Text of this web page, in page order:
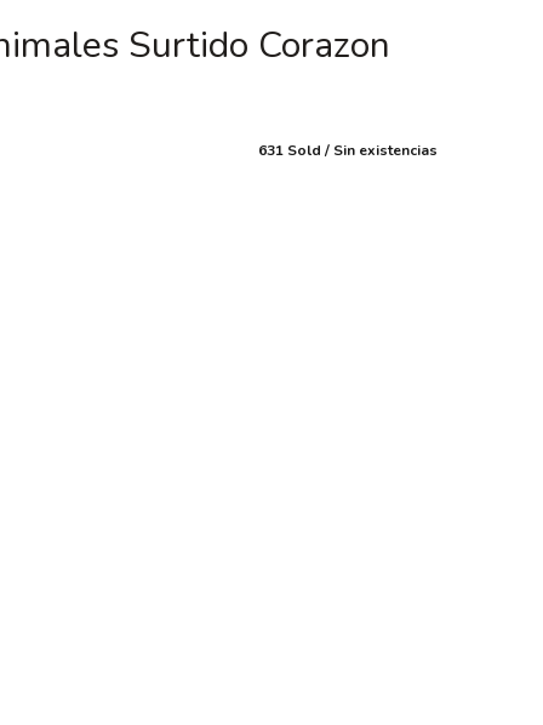
Surtido Corazon
631 Sold Sin existencias